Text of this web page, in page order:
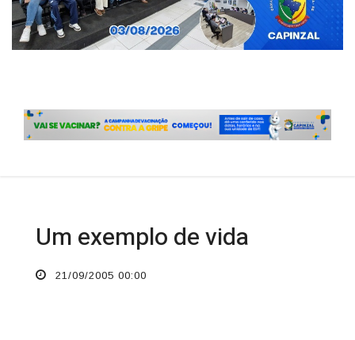
Um exemplo de vida
21/09/2005 00:00